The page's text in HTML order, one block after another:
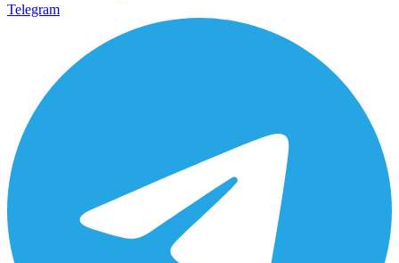
Telegram